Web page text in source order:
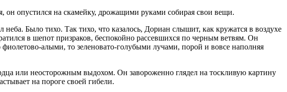
он опустился на скамейку, дрожащими руками собирая свои вещи.
Было тихо. Так тихо, что казалось, Дориан слышит, как кружатся в воздухе
в шепот призраков, беспокойно рассевшихся по черным ветвям. Он
алыми, то зеленовато-голубыми лучами, порой и вовсе наполняя
или неосторожным выдохом. Он завороженно глядел на тоскливую картину
на пороге своей гибели.